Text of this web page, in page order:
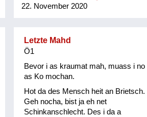
22. November 2020
Letzte Mahd
Ö1
Bevor i as kraumat mah, muass i no
as Ko mochan.
Hot da des Mensch heit an Brietsch.
Geh nocha, bist ja eh net
Schinkanschlecht. Des i da a